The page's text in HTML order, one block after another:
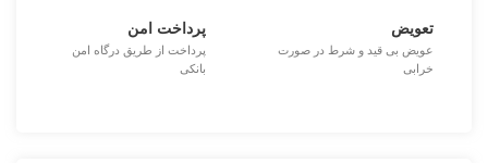
تعویض
عویض بی قید و شرط در صورت
خرابی
پرداخت امن
پرداخت از طریق درگاه امن
بانکی